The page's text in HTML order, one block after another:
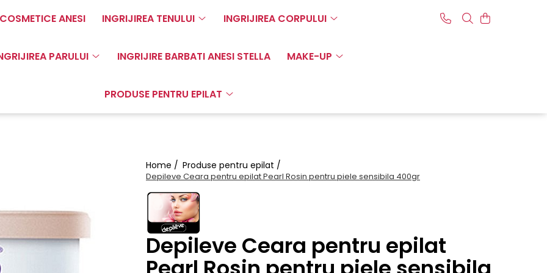
COSMETICE ANESI INGRIJIREA TENULUI INGRIJIREA CORPULUI
PARULUI INGRIJIRE BARBATI ANESI STELLA MAKE-UP
PRODUSE PENTRU EPILAT
Home / Produse pentru epilat /
Depileve Ceara pentru epilat Pearl Rosin pentru piele sensibila 400gr
Depileve Ceara pentru epilat